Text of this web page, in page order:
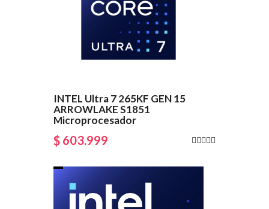
INTEL Ultra 7 265KF GEN 15
ARROWLAKE S1851
Microprocesador
$ 603.999